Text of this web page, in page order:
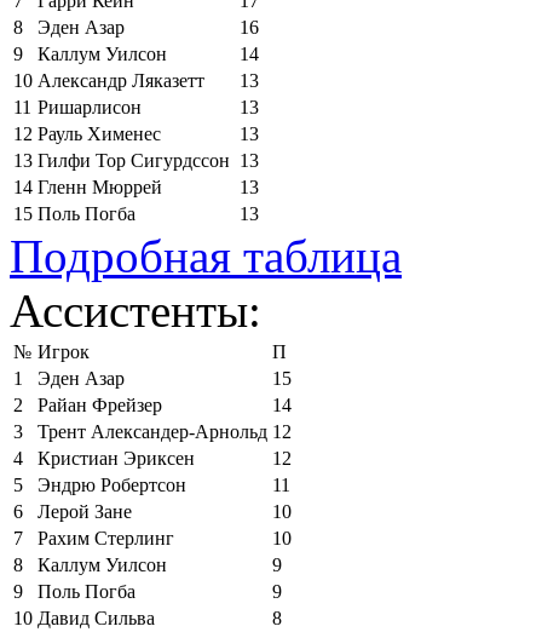
8
Эден Азар
16
9
Каллум Уилсон
14
10 Александр Ляказетт
13
11 Ришарлисон
13
12 Рауль Хименес
13
13 Гилфи Тор Сигурдссон 13
14 Гленн Мюррей
13
15 Поль Погба 13
Подробная таблица
Ассистенты:
№ Игрок
П
1
Эден Азар
15
2
Райан Фрейзер
14
3
Трент Александер-Арнольд 12
4
Кристиан Эриксен
12
5
Эндрю Робертсон
11
6
Лерой Зане
10
7
Рахим Стерлинг
10
8
Каллум Уилсон
9
9
Поль Погба
9
10 Давид Сильва
8